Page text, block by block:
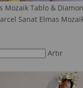
Mozaik Tablo &
Sanat Elmas
Artır